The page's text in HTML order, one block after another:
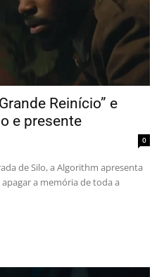
Reinício” e
e presente
0
de Silo, a Algorithm apresenta
a memória de toda a